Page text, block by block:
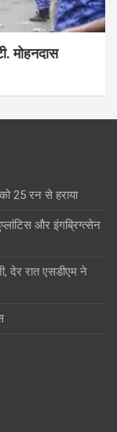
मोहनदास
25 रन से हराया
और इंगब्रिग्त्सेन
देर रात एसडीएम ने